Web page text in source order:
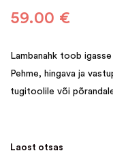
59.00 €
Lambanahk toob
Pehme, hingava ja
tugitoolile või
Laost otsas